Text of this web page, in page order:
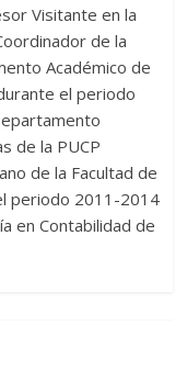
Visitante en la
de la
Académico de
el periodo
de la PUCP
de la Facultad de
periodo 2011-2014
en Contabilidad de